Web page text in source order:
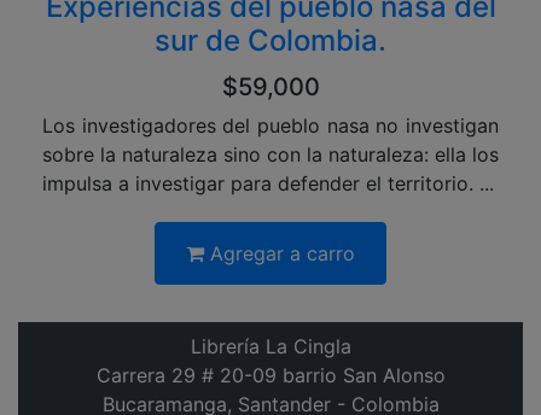
sur de Colombia.
$59,000
Los investigadores del pueblo nasa no investigan
sobre la naturaleza sino con la naturaleza: ella los
impulsa a investigar para defender el territorio. ...
Agregar a carro
Librería La Cingla
Carrera 29 # 20-09 barrio San Alonso
Bucaramanga, Santander - Colombia